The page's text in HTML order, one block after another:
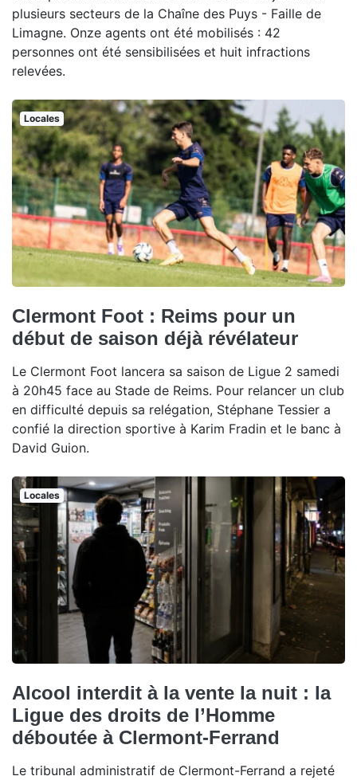
plusieurs secteurs de la Chaîne des Puys - Faille de
Limagne. Onze agents ont été mobilisés : 42
personnes ont été sensibilisées et huit infractions
relevées.
Locales
Clermont Foot : Reims pour un
début de saison déjà révélateur
Le Clermont Foot lancera sa saison de Ligue 2 samedi
à 20h45 face au Stade de Reims. Pour relancer un club
en difficulté depuis sa relégation, Stéphane Tessier a
confié la direction sportive à Karim Fradin et le banc à
David Guion.
Locales
Alcool interdit à la vente la nuit : la
Ligue des droits de l’Homme
déboutée à Clermont-Ferrand
Le tribunal administratif de Clermont-Ferrand a rejeté